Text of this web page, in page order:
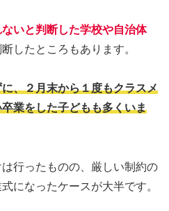
いと判断した学校や自治体
断したところもあります。
、２月末から１度もクラスメ
業をした子どもも多くいま
行ったものの、厳しい制約の
になったケースが大半です。